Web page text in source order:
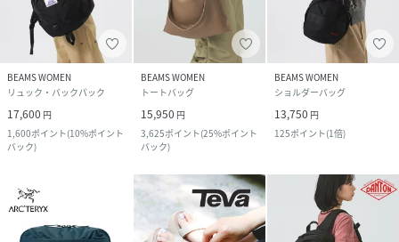
BEAMS WOMEN
リュック・バックパック
17,600 円
1,600ポイント(10%ポイント
バック)
BEAMS WOMEN
トートバッグ
15,950 円
3,625ポイント(25%ポイント
バック)
BEAMS WOMEN
ショルダーバッグ
13,750 円
125ポイント(1倍)